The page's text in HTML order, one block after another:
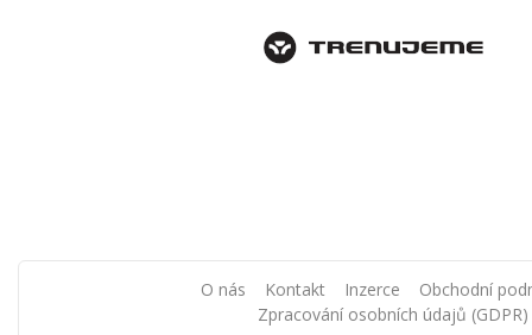
O nás Kontakt Inzerce
Obchodní
Zpracování osobních údajů (GDPR)